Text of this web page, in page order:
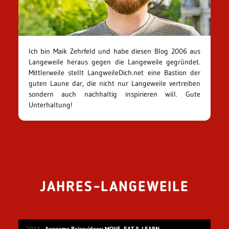
Ich bin Maik Zehrfeld und habe diesen Blog 2006 aus
Langeweile heraus gegen die Langeweile gegründet.
Mittlerweile stellt LangweileDich.net eine Bastion der
guten Laune dar, die nicht nur Langeweile vertreiben
sondern auch nachhaltig inspirieren will. Gute
Unterhaltung!
JAHRES-LANGEWEILE